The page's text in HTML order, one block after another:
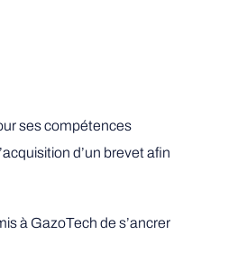
ses compétences
d’un brevet afin
à GazoTech de s’ancrer